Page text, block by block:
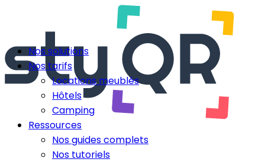
Nos solutions
Nos tarifs
Locations meublés
Hôtels
Camping
Ressources
Nos guides complets
Nos tutoriels